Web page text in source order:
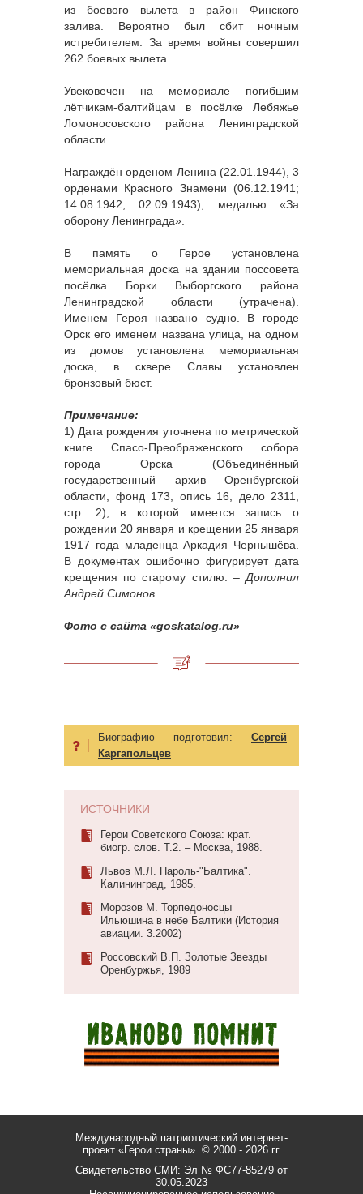
из боевого вылета в район Финского
залива. Вероятно был сбит ночным
истребителем. За время войны совершил
262 боевых вылета.
Увековечен на мемориале погибшим
лётчикам-балтийцам в посёлке Лебяжье
Ломоносовского района Ленинградской
области.
Награждён орденом Ленина (22.01.1944), 3
орденами Красного Знамени (06.12.1941;
14.08.1942; 02.09.1943), медалью «За
оборону Ленинграда».
В память о Герое установлена
мемориальная доска на здании поссовета
посёлка Борки Выборгского района
Ленинградской области (утрачена).
Именем Героя названо судно. В городе
Орск его именем названа улица, на одном
из домов установлена мемориальная
доска, в сквере Славы установлен
бронзовый бюст.
Примечание:
1) Дата рождения уточнена по метрической
книге Спасо-Преображенского собора
города Орска (Объединённый
государственный архив Оренбургской
области, фонд 173, опись 16, дело 2311,
стр. 2), в которой имеется запись о
рождении 20 января и крещении 25 января
1917 года младенца Аркадия Чернышёва.
В документах ошибочно фигурирует дата
крещения по старому стилю. – Дополнил
Андрей Симонов.
Фото с сайта «goskatalog.ru»
Биографию подготовил: Сергей
Каргапольцев
ИСТОЧНИКИ
Герои Советского Союза: крат.
биогр. слов. Т.2. – Москва, 1988.
Львов М.Л. Пароль-"Балтика".
Калининград, 1985.
Морозов М. Торпедоносцы
Ильюшина в небе Балтики (История
авиации. 3.2002)
Россовский В.П. Золотые Звезды
Оренбуржья, 1989
Международный патриотический интернет-
проект «Герои страны». © 2000 - 2026 гг.
Свидетельство СМИ: Эл № ФС77-85279 от
30.05.2023